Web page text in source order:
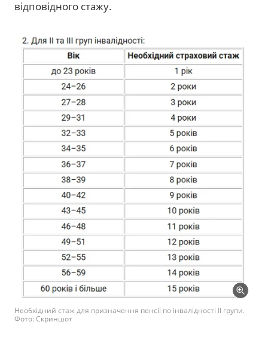
відповідного стажу.
Необхідний стаж для призначення пенсії по інвалідності ІІ групи.
Фото: Скриншот